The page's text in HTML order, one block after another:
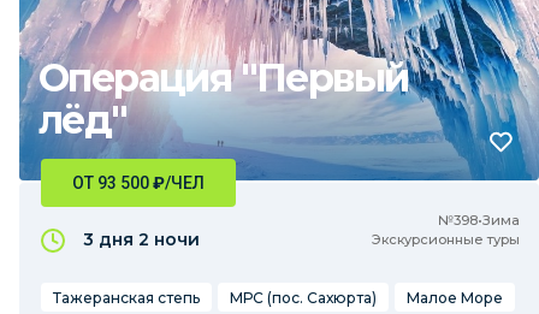
Операция "Первый
лёд"
№398•Зима
Экскурсионные туры
ОТ 93 500₽/ЧЕЛ
3 дня 2 ночи
Тажеранская степь МРС (пос. Сахюрта)
Малое Море